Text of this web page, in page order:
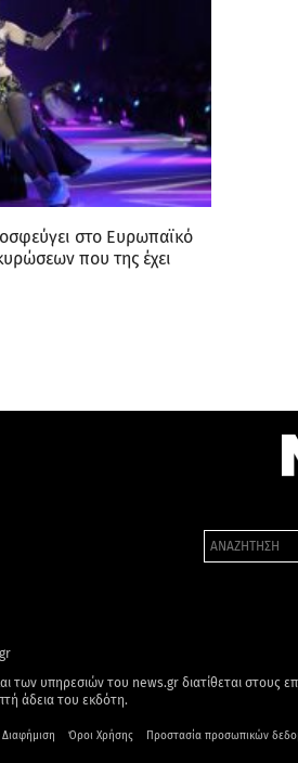
στο Ευρωπαϊκό
που της έχει
των υπηρεσιών του news.gr διατίθεται
άδεια του εκδότη.
Διαφήμιση Όροι Χρήσης Προστασία προσωπικών